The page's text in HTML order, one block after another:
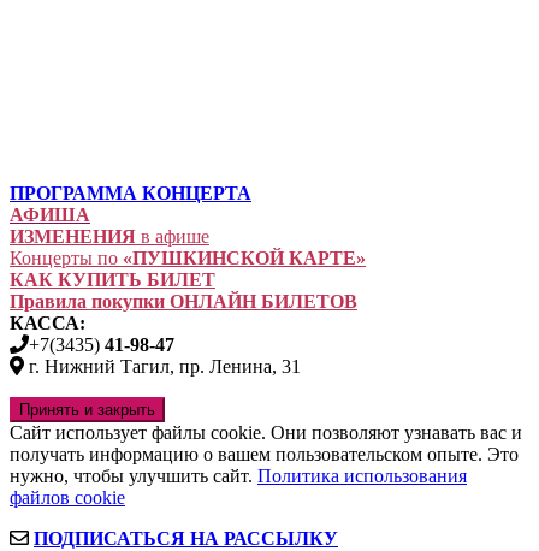
ПРОГРАММА КОНЦЕРТА
АФИША
ИЗМЕНЕНИЯ в афише
Концерты по «ПУШКИНСКОЙ КАРТЕ»
КАК КУПИТЬ БИЛЕТ
Правила покупки ОНЛАЙН БИЛЕТОВ
КАССА:
+7(3435) 41-98-47
г. Нижний Тагил, пр. Ленина, 31
Сайт использует файлы cookie. Они позволяют узнавать вас и
получать информацию о вашем пользовательском опыте. Это
нужно, чтобы улучшить сайт. Политика использования
файлов cookie
ПОДПИСАТЬСЯ НА РАССЫЛКУ